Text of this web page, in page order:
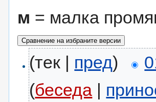
м = малка
(тек | пред)
(беседа |